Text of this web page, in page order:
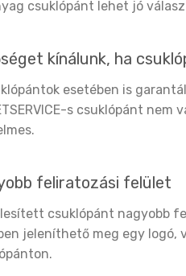
csuklópánt lehet jó
kínálunk, ha
esetében is
s csuklópánt
feliratozási felület
csuklópánt nagyobb
jeleníthető meg egy logó,